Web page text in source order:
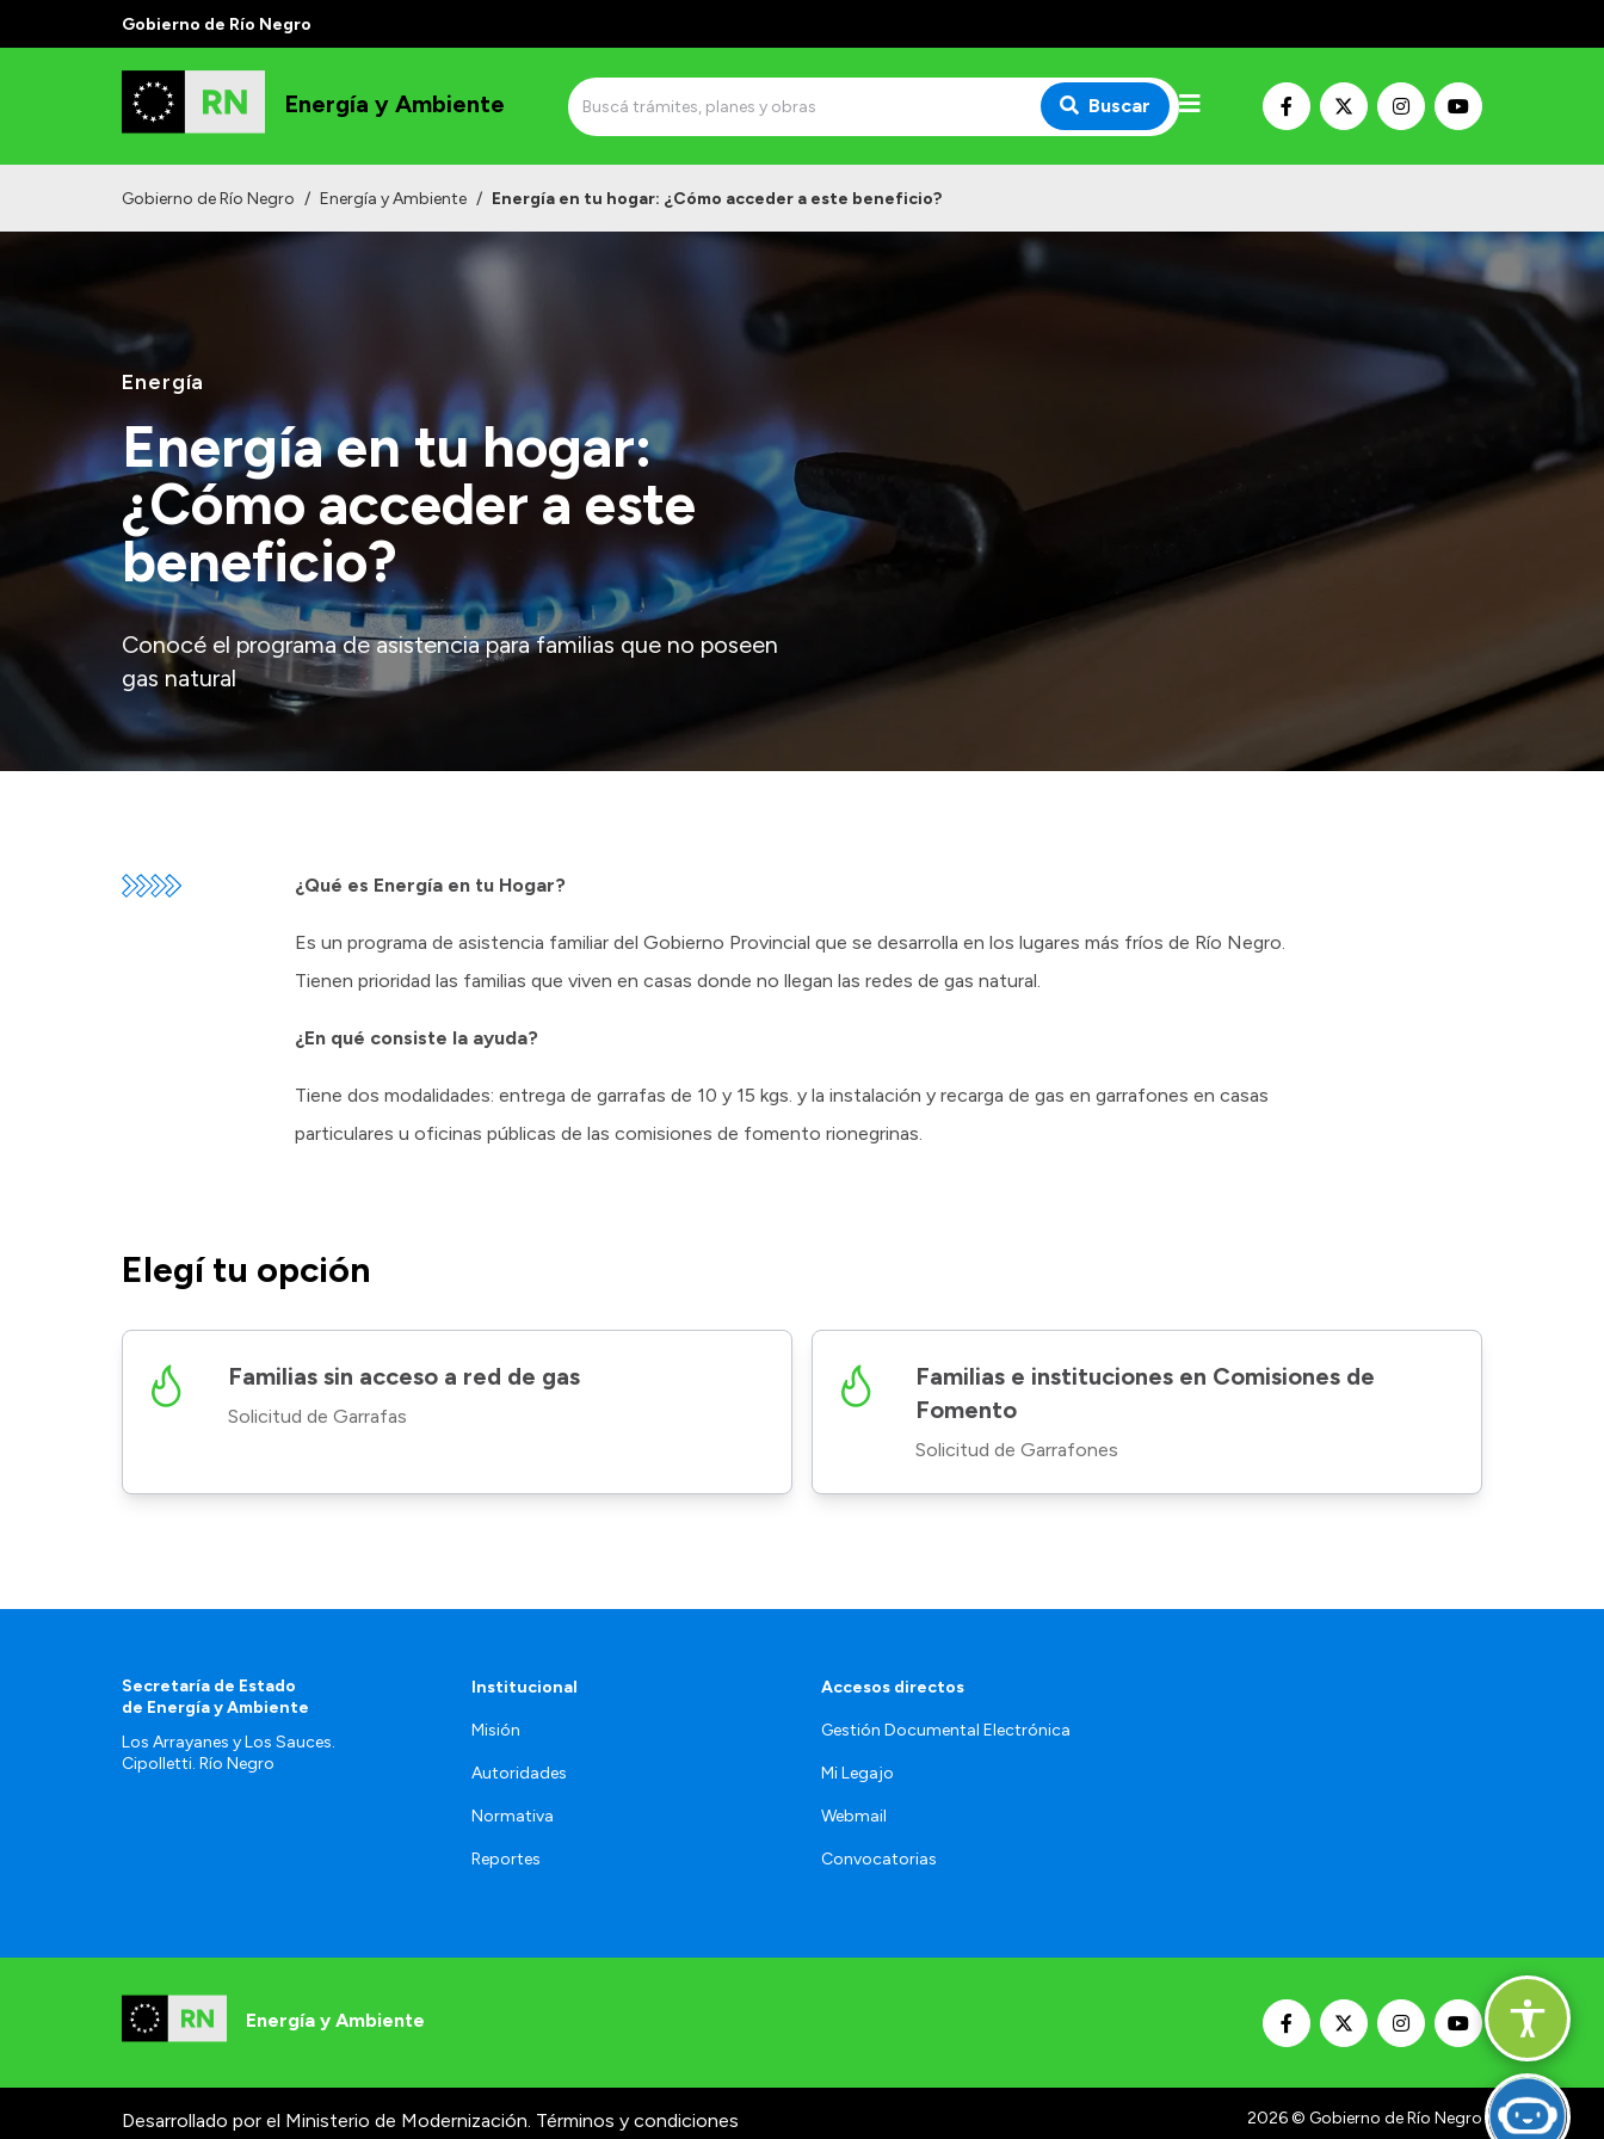
Gobierno de Río Negro
Energía y Ambiente Buscar
Gobierno de Río Negro / Energía y Ambiente / Energía en tu hogar: ¿Cómo acceder a este beneficio?
Energía
Energía en tu hogar:
¿Cómo acceder a este
beneficio?
Conocé el programa de asistencia para familias que no poseen
gas natural
¿Qué es Energía en tu Hogar?
Es un programa de asistencia familiar del Gobierno Provincial que se desarrolla en los lugares más fríos de Río Negro.
Tienen prioridad las familias que viven en casas donde no llegan las redes de gas natural.
¿En qué consiste la ayuda?
Tiene dos modalidades: entrega de garrafas de 10 y 15 kgs. y la instalación y recarga de gas en garrafones en casas
particulares u oficinas públicas de las comisiones de fomento rionegrinas.
Elegí tu opción
Familias sin acceso a red de gas
Solicitud de Garrafas
Familias e instituciones en Comisiones de
Fomento
Solicitud de Garrafones
Secretaría de Estado
de Energía y Ambiente
Los Arrayanes y Los Sauces.
Cipolletti. Río Negro
Institucional
Misión
Autoridades
Normativa
Reportes
Accesos directos
Gestión Documental Electrónica
Mi Legajo
Webmail
Convocatorias
Energía y Ambiente
Desarrollado por el Ministerio de Modernización. Términos y condiciones 2026© Gobierno de Río Negro